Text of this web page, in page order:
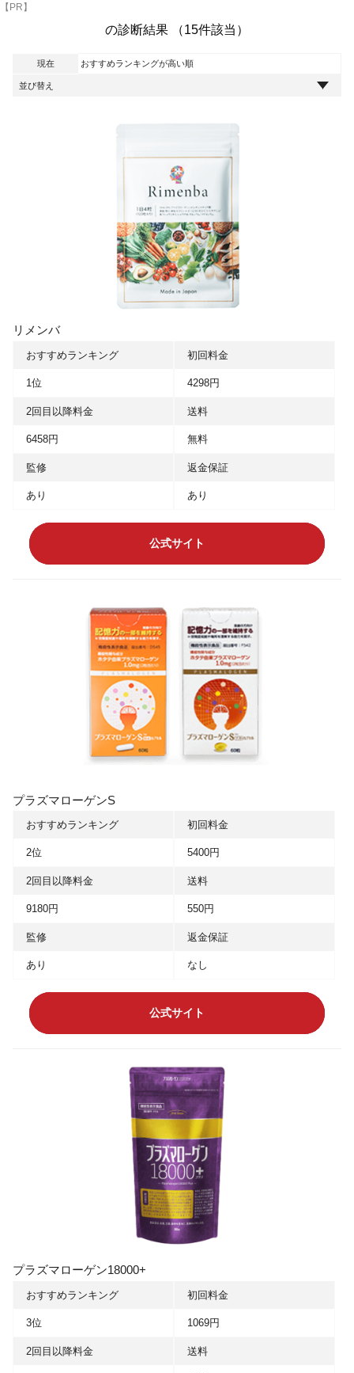
【PR】
の診断結果 （15件該当）
現在 おすすめランキングが高い順
リメンバ
おすすめランキング
1位
初回料金
4298円
2回目以降料金
6458円
送料
無料
監修
あり
返金保証
あり
公式サイト
プラズマローゲンS
おすすめランキング
2位
初回料金
5400円
2回目以降料金
9180円
送料
550円
監修
あり
返金保証
なし
公式サイト
プラズマローゲン18000+
おすすめランキング
3位
初回料金
1069円
2回目以降料金 送料